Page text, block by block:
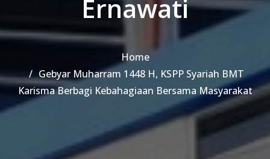
Ernawati
Home
Gebyar Muharram 1448 H, KSPP Syariah BMT
Karisma Berbagi Kebahagiaan Bersama Masyarakat